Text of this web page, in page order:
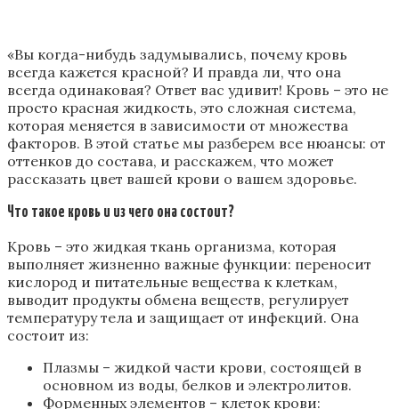
«Вы когда-нибудь задумывались, почему кровь
всегда кажется красной? И правда ли, что она
всегда одинаковая? Ответ вас удивит! Кровь – это не
просто красная жидкость, это сложная система,
которая меняется в зависимости от множества
факторов. В этой статье мы разберем все нюансы: от
оттенков до состава, и расскажем, что может
рассказать цвет вашей крови о вашем здоровье.
Что такое кровь и из чего она состоит?
Кровь – это жидкая ткань организма, которая
выполняет жизненно важные функции: переносит
кислород и питательные вещества к клеткам,
выводит продукты обмена веществ, регулирует
температуру тела и защищает от инфекций. Она
состоит из:
Плазмы – жидкой части крови, состоящей в
основном из воды, белков и электролитов.
Форменных элементов – клеток крови: